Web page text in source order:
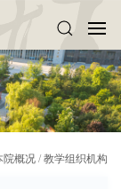
院概况 / 教学组织机构